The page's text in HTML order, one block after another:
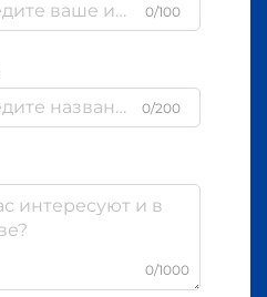
0/100
0/200
0/1000